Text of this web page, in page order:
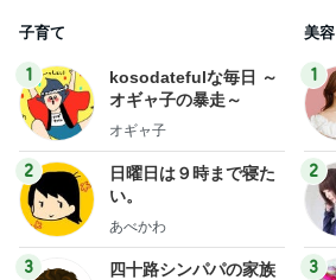
子育て
1
kosodatefulな毎日 ～
オギャ子の暴走～
オギャ子
2
日曜日は９時まで寝た
い。
あべかわ
3
四十路シンパパの家族
美容
1
2
3